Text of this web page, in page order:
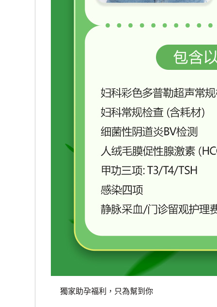
獨家助孕福利，只為幫到你